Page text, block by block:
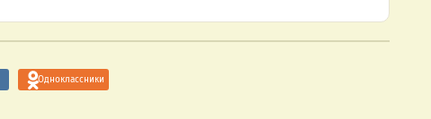
Одноклассники